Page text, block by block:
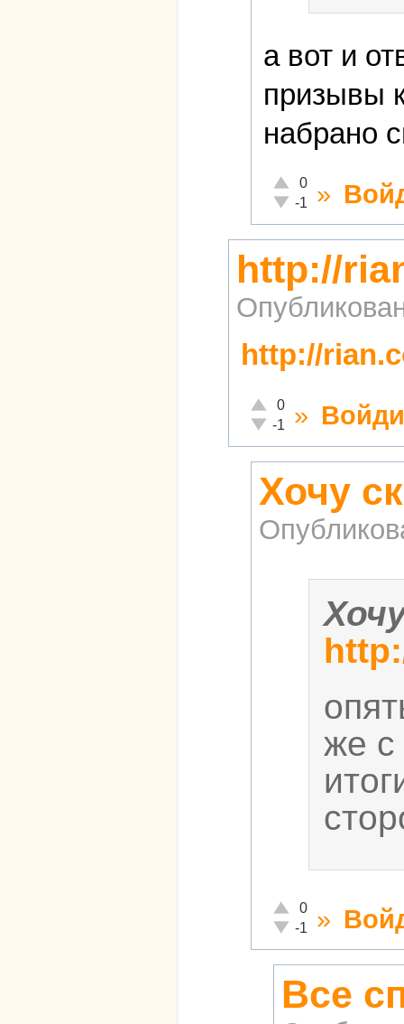
а вот и
призывы
набрано
Отлично!
0
Неадекватно!
-1 »
http://
http://
Отлично!
0
Неадекватно!
-1 »
Хочу
же с
Отлично!
0
Неадекватно!
-1 »
Все